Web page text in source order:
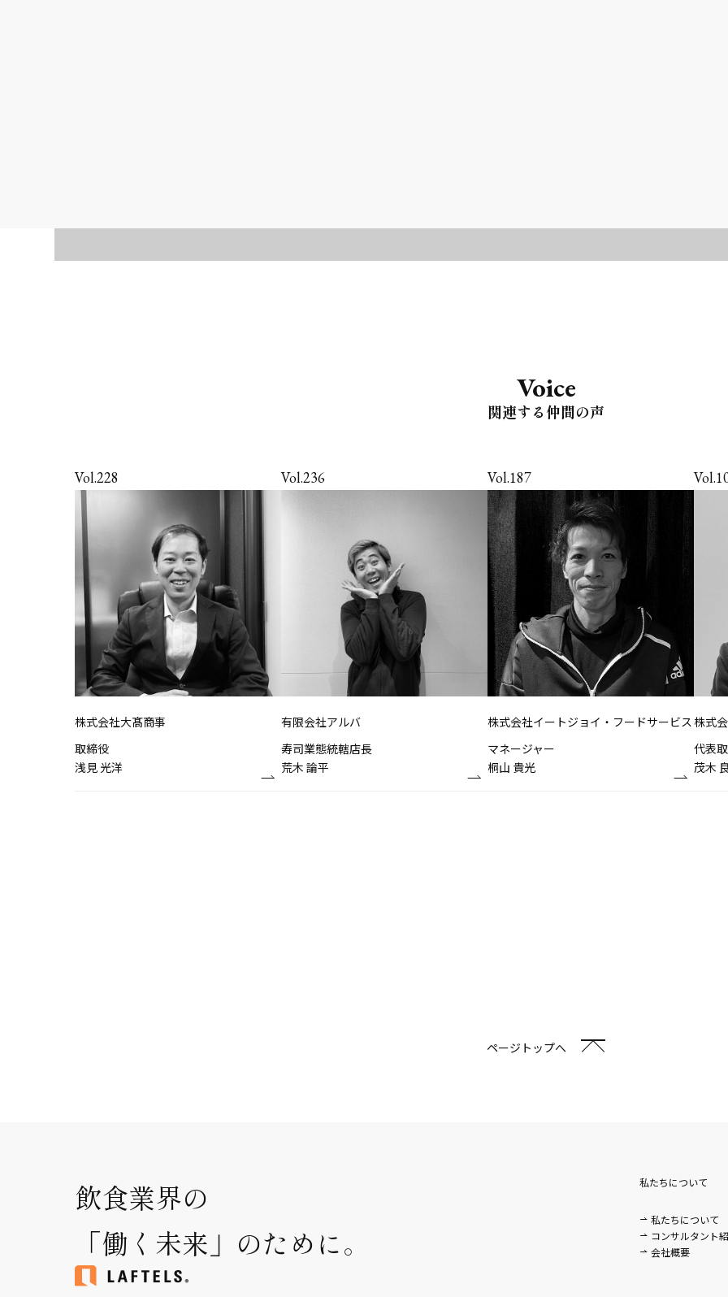
Voice
関連する仲間の声
Vol.228
株式会社大髙商事
取締役
浅見 光洋
Vol.236
有限会社アルバ
寿司業態統轄店長
荒木 論平
Vol.187
株式会社イートジョイ・フードサービス
マネージャー
桐山 貴光
株式
代表
茂木
ページトップへ
飲食業界の
「働く未来」のために。
私たちについて
私たちについて
コンサルタント
会社概要